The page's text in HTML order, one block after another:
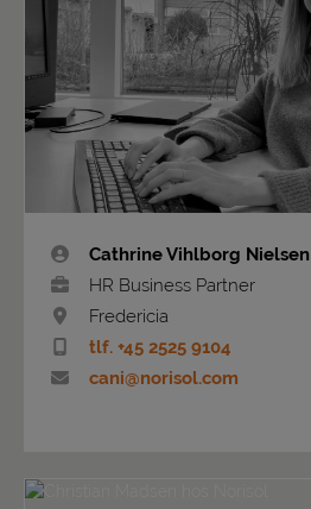
Cathrine Vihlborg Nielsen
HR Business Partner
Fredericia
tlf. +45 2525 9104
cani@norisol.com